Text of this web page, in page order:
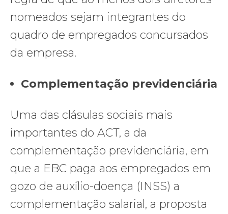
nomeados sejam integrantes do
quadro de empregados concursados
da empresa.
Complementação previdenciária
Uma das clásulas sociais mais
importantes do ACT, a da
complementação previdenciária, em
que a EBC paga aos empregados em
gozo de auxílio-doença (INSS) a
complementação salarial, a proposta